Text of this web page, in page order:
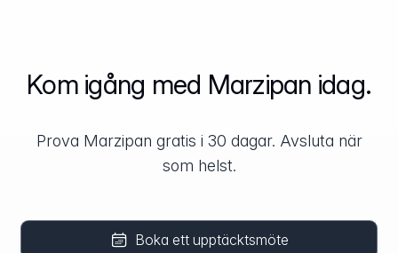
Kom igång med Marzipan idag.
Prova Marzipan gratis i 30 dagar. Avsluta när
som helst.
Boka ett upptäcktsmöte